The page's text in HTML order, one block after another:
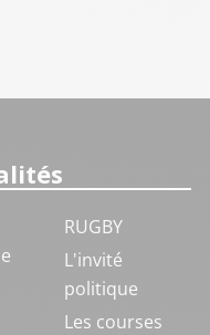
RUGBY
L'invité
politique
Les courses